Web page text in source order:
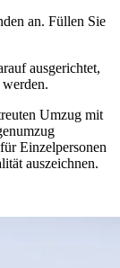
an. Füllen Sie
ausgerichtet,
Umzug mit
Einzelpersonen
auszeichnen.